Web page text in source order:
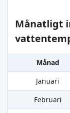
Månatligt
Månad
Januari
Februari